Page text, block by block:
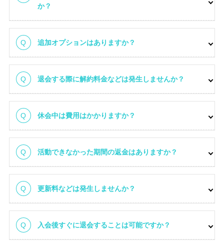
料金体系
か？
追加オプションはありますか？
退会する際に解約料金などは発生しませんか？
休会中は費用はかかりますか？
活動できなかった期間の返金はありますか？
更新料などは発生しませんか？
入会後すぐに退会することは可能ですか？